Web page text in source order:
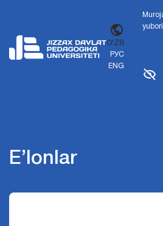
O'ZB
РУС
ENG
E’lonlar